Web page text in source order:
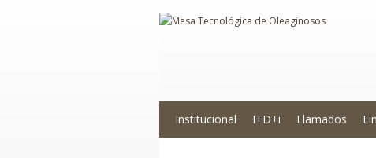
Institucional I+D+i Llamados